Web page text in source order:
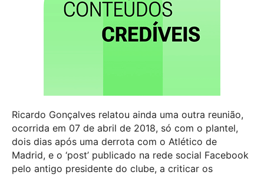
Ricardo Gonçalves relatou ainda uma outra reunião,
ocorrida em 07 de abril de 2018, só com o plantel,
dois dias após uma derrota com o Atlético de
Madrid, e o ‘post’ publicado na rede social Facebook
pelo antigo presidente do clube, a criticar os